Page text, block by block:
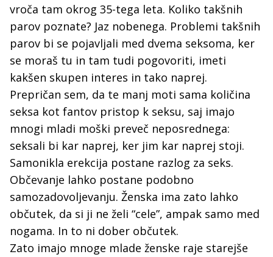
vroča tam okrog 35-tega leta. Koliko takšnih
parov poznate? Jaz nobenega. Problemi takšnih
parov bi se pojavljali med dvema seksoma, ker
se moraš tu in tam tudi pogovoriti, imeti
kakšen skupen interes in tako naprej.
Prepričan sem, da te manj moti sama količina
seksa kot fantov pristop k seksu, saj imajo
mnogi mladi moški preveč neposrednega:
seksali bi kar naprej, ker jim kar naprej stoji.
Samonikla erekcija postane razlog za seks.
Občevanje lahko postane podobno
samozadovoljevanju. Ženska ima zato lahko
občutek, da si ji ne želi “cele”, ampak samo med
nogama. In to ni dober občutek.
Zato imajo mnoge mlade ženske raje starejše